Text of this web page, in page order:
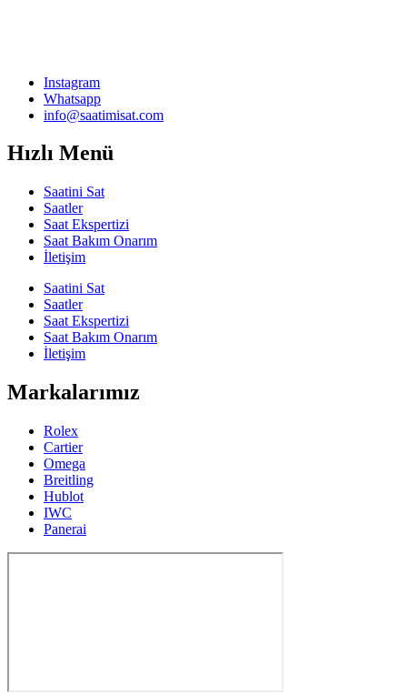
Instagram
Whatsapp
info@saatimisat.com
Hızlı Menü
Saatini Sat
Saatler
Saat Ekspertizi
Saat Bakım Onarım
İletişim
Saatini Sat
Saatler
Saat Ekspertizi
Saat Bakım Onarım
İletişim
Markalarımız
Rolex
Cartier
Omega
Breitling
Hublot
IWC
Panerai